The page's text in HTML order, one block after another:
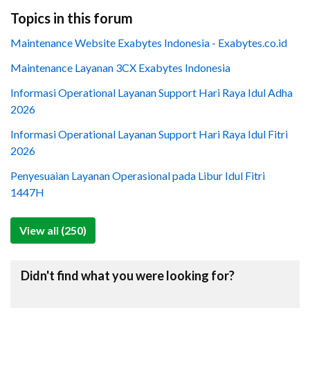
Topics in this forum
Maintenance Website Exabytes Indonesia - Exabytes.co.id
Maintenance Layanan 3CX Exabytes Indonesia
Informasi Operational Layanan Support Hari Raya Idul Adha
2026
Informasi Operational Layanan Support Hari Raya Idul Fitri
2026
Penyesuaian Layanan Operasional pada Libur Idul Fitri
1447H
View all (250)
Didn't find what you were looking for?